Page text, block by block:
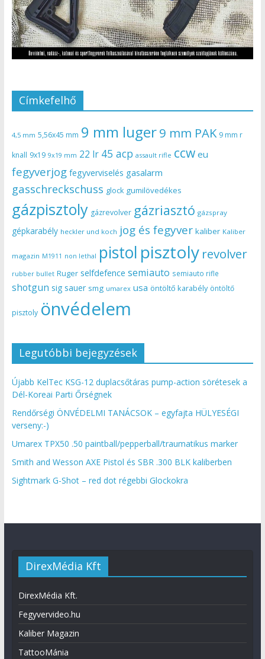
Címkefelhő
4,5 mm 5,56x45 mm 9 mm luger9 mm PAK 9 mm r
knall 9x19 9x19 mm 22 lr 45 acp assault rifle ccw eu
fegyverjog fegyverviselés gasalarm
gasschreckschuss glock gumilövedékes
gázpisztoly gázrevolver gázriasztó gázspray
gépkarabély heckler und koch jog és fegyver kaliber Kaliber
magazin M1911 non lethal pistol pisztoly revolver
rubber bullet Ruger selfdefence semiauto semiauto rifle
shotgun sig sauer smg umarex usa öntöltő karabély öntöltő
pisztoly önvédelem
Legutóbbi bejegyzések
Újabb KelTec KSG-12 duplacsőtáras pump-action sörétesek a
Dél-Koreai Parti Őrségnek
Rendőrségi ÖNVÉDELMI TANÁCSOK – egyfajta HÜLYESÉGI
verseny:-)
Umarex TPX50 .50 paintball/pepperball/traumatikus marker
Smith and Wesson AXE Pistol és SBR .300 BLK kaliberben
Sightmark G-Shot – red dot régebbi Glockokra
DirexMédia Kft
DirexMédia Kft.
Fegyvervideo.hu
Kaliber Magazin
TattooMánia